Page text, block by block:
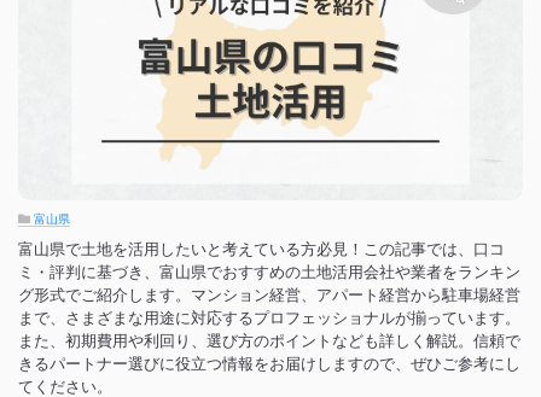
富山県
富山県で土地を活用したいと考えている方必見！この記事では、口コ
ミ・評判に基づき、富山県でおすすめの土地活用会社や業者をランキン
グ形式でご紹介します。マンション経営、アパート経営から駐車場経営
まで、さまざまな用途に対応するプロフェッショナルが揃っています。
また、初期費用や利回り、選び方のポイントなども詳しく解説。信頼で
きるパートナー選びに役立つ情報をお届けしますので、ぜひご参考にし
てください。